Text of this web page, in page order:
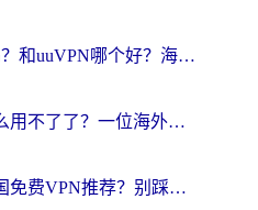
MalusVPN好用吗？和uuVPN哪个好？海外党无缝访问国内资源的真实对比与选择指南
归雁加速器为什么用不了了？一位海外游子的真实困惑与技术解答
海外党必看：回国免费VPN推荐？别踩坑！教你选对加速器无缝刷国内资源